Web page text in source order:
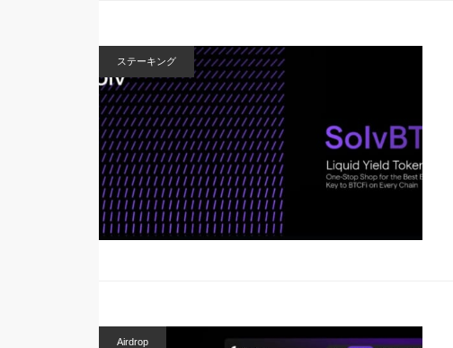
ステーキング
Airdrop